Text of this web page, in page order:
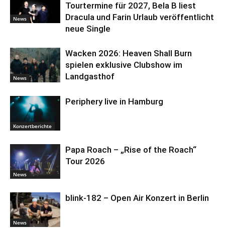
News
Tourtermine für 2027, Bela B liest
Dracula und Farin Urlaub veröffentlicht
neue Single
News
Wacken 2026: Heaven Shall Burn
spielen exklusive Clubshow im
Landgasthof
Konzertberichte
Periphery live in Hamburg
News
Papa Roach – „Rise of the Roach“
Tour 2026
News
blink-182 – Open Air Konzert in Berlin